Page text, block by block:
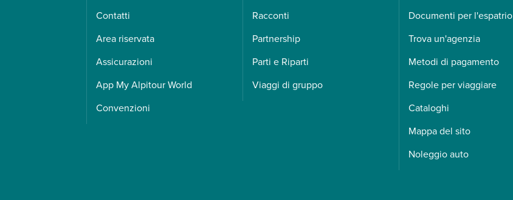
Contatti
Area riservata
Assicurazioni
App My Alpitour World
Convenzioni
Racconti
Partnership
Parti e Riparti
Viaggi di gruppo
Documenti per l'espatrio
Trova un'agenzia
Metodi di pagamento
Regole per viaggiare
Cataloghi
Mappa del sito
Noleggio auto